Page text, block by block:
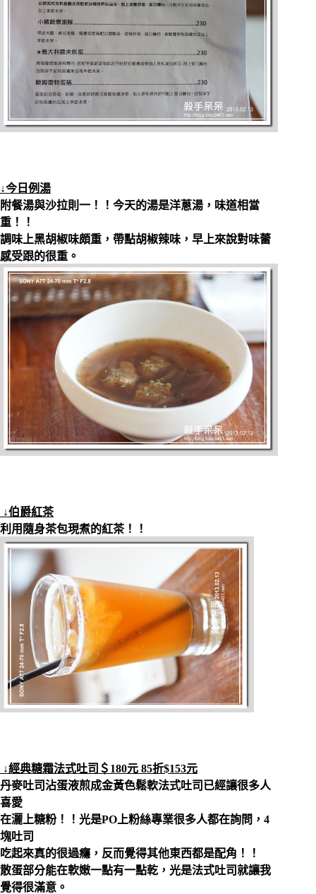
↓今日例湯
附餐湯與沙拉則一！！今天的湯是洋蔥湯，味道相當
重！！
調味上黑胡椒味頗重，帶點胡椒辣味，早上來說對味蕾
感受跟的很重。
↓伯爵紅茶
利用隨身茶包現煮的紅茶！！
↓經典糖霜法式吐司＄180元 85折$153元
丹麥吐司沾蛋液煎成金黃色鬆軟法式吐司已經讓很多人
喜愛
在灑上糖粉！！光是PO上粉絲專業很多人都在詢問，4
塊吐司
吃起來真的很過癮，反而覺得其他東西都是配角！！
散蛋部分能在軟嫩一點有一點乾，光是法式吐司就讓我
覺得很滿意。